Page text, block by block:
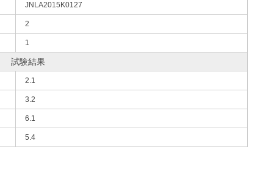
JNLA2015K0127
2
1
試験結果
2.1
3.2
6.1
5.4